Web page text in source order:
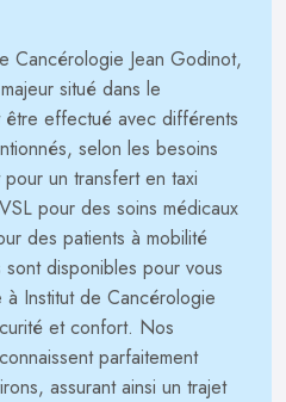
Cancérologie Jean Godinot,
situé dans le
effectué avec différents
selon les besoins
un transfert en taxi
pour des soins médicaux
des patients à mobilité
disponibles pour vous
Institut de Cancérologie
et confort. Nos
parfaitement
assurant ainsi un trajet